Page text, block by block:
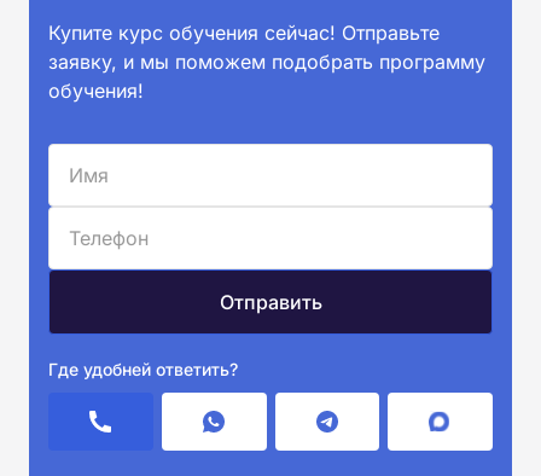
Купите курс обучения сейчас! Отправьте
заявку, и мы поможем подобрать программу
обучения!
Где удобней ответить?